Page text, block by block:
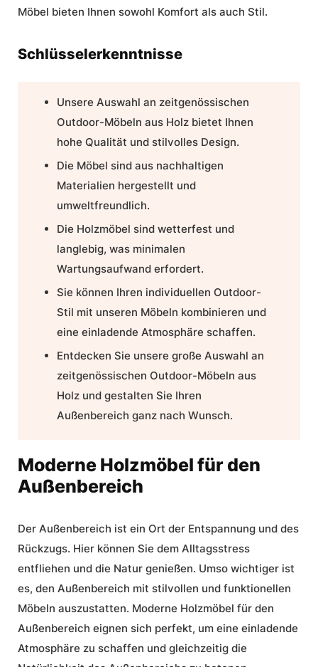
Möbel bieten Ihnen sowohl Komfort als auch Stil.
Schlüsselerkenntnisse
Unsere Auswahl an zeitgenössischen
Outdoor-Möbeln aus Holz bietet Ihnen
hohe Qualität und stilvolles Design.
Die Möbel sind aus nachhaltigen
Materialien hergestellt und
umweltfreundlich.
Die Holzmöbel sind wetterfest und
langlebig, was minimalen
Wartungsaufwand erfordert.
Sie können Ihren individuellen Outdoor-
Stil mit unseren Möbeln kombinieren und
eine einladende Atmosphäre schaffen.
Entdecken Sie unsere große Auswahl an
zeitgenössischen Outdoor-Möbeln aus
Holz und gestalten Sie Ihren
Außenbereich ganz nach Wunsch.
Moderne Holzmöbel für den
Außenbereich
Der Außenbereich ist ein Ort der Entspannung und des
Rückzugs. Hier können Sie dem Alltagsstress
entfliehen und die Natur genießen. Umso wichtiger ist
es, den Außenbereich mit stilvollen und funktionellen
Möbeln auszustatten. Moderne Holzmöbel für den
Außenbereich eignen sich perfekt, um eine einladende
Atmosphäre zu schaffen und gleichzeitig die